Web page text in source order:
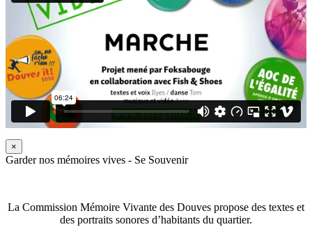
×
Garder nos mémoires vives - Se Souvenir
La Commission Mémoire Vivante des Douves propose des textes et
des portraits sonores d’habitants du quartier.